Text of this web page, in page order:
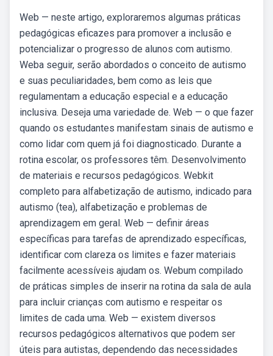
Web — neste artigo, exploraremos algumas práticas
pedagógicas eficazes para promover a inclusão e
potencializar o progresso de alunos com autismo.
Weba seguir, serão abordados o conceito de autismo
e suas peculiaridades, bem como as leis que
regulamentam a educação especial e a educação
inclusiva. Deseja uma variedade de. Web — o que fazer
quando os estudantes manifestam sinais de autismo e
como lidar com quem já foi diagnosticado. Durante a
rotina escolar, os professores têm. Desenvolvimento
de materiais e recursos pedagógicos. Webkit
completo para alfabetização de autismo, indicado para
autismo (tea), alfabetização e problemas de
aprendizagem em geral. Web — definir áreas
específicas para tarefas de aprendizado específicas,
identificar com clareza os limites e fazer materiais
facilmente acessíveis ajudam os. Webum compilado
de práticas simples de inserir na rotina da sala de aula
para incluir crianças com autismo e respeitar os
limites de cada uma. Web — existem diversos
recursos pedagógicos alternativos que podem ser
úteis para autistas, dependendo das necessidades